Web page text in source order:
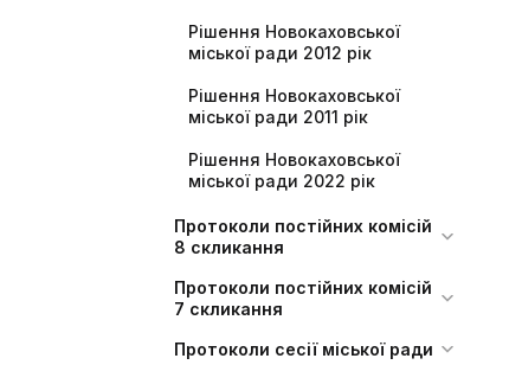
Рішення Новокаховської
міської ради 2012 рік
Рішення Новокаховської
міської ради 2011 рік
Рішення Новокаховської
міської ради 2022 рік
Протоколи постійних комісій
8 скликання
Протоколи постійних комісій
7 скликання
Протоколи сесії міської ради